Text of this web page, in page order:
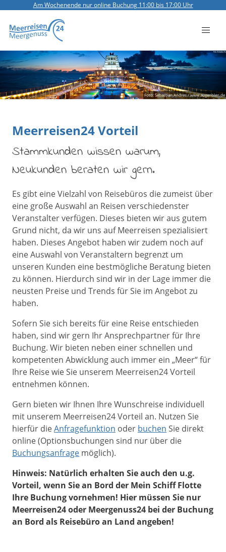
Am Wochenende nur online Buchung 11:00 bis 17:00 Uhr
Foto: Sebastian Andres / www.augenblen.de
Meerreisen24 Vorteil
Stammkunden wissen warum,
Neukunden beraten wir gern.
Es gibt eine Vielzahl von Reisebüros die zumeist über
eine große Auswahl an Reisen verschiedenster
Veranstalter verfügen. Dieses bieten wir aus gutem
Grund nicht, da wir uns auf Meerreisen spezialisiert
haben. Dieses Angebot haben wir zudem noch auf
eine Auswahl von Veranstaltern begrenzt um
unseren Kunden eine bestmögliche Beratung bieten
zu können. Hierdurch sind wir in der Lage immer die
neusten Preise und Trends für Sie im Angebot zu
haben.
Sofern Sie sich bereits für eine Reise entschieden
haben, sind wir gern Ihr Ansprechpartner für Ihre
Buchung. Wir bieten neben einer schnellen und
kompetenten Abwicklung auch immer ein „Meer“ für
Ihre Reise wie Sie unserem Meerreisen24 Vorteil
entnehmen können.
Gern bieten wir Ihnen Ihre Wunschreise individuell
mit unserem Meerreisen24 Vorteil an. Nutzen Sie
hierfür dieAnfragefunktion oder buchen Sie direkt
online (Optionsbuchungen sind nur über die
Buchungsanfrage möglich).
Hinweis: Natürlich erhalten Sie auch den u.g.
Vorteil, wenn Sie an Bord der Mein Schiff Flotte
Ihre Buchung vornehmen! Hier müssen Sie nur
Meerreisen24 oder Meergenuss24 bei der Buchung
an Bord als Reisebüro an Land angeben!